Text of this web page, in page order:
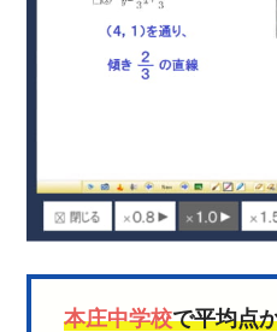
本庄中学校で平均点